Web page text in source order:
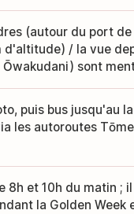
(autour du port
d'altitude) / la vue
sont
puis bus jusqu'au
les autoroutes
8h et 10h du matin ;
la Golden Week